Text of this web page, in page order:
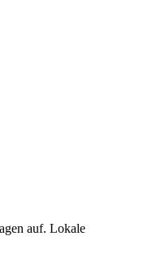
auf. Lokale